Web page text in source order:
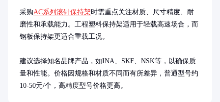
采购AC系列滚针保持架时需重点关注材质、尺寸精度、耐
磨性和承载能力。工程塑料保持架适用于轻载高速场合，而
钢板保持架更适合重载工况。
建议选择知名品牌产品，如INA、SKF、NSK等，以确保质
量和性能。价格因规格和材质不同而有所差异，普通型号约
10-50元/个，高精度型号价格更高。